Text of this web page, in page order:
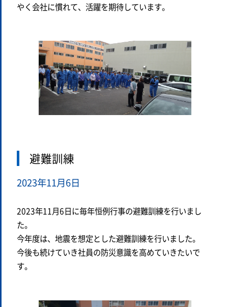
やく会社に慣れて、活躍を期待しています。
避難訓練
2023年11月6日
2023年11月6日に毎年恒例行事の避難訓練を行いまし
た。
今年度は、地震を想定とした避難訓練を行いました。
今後も続けていき社員の防災意識を高めていきたいで
す。